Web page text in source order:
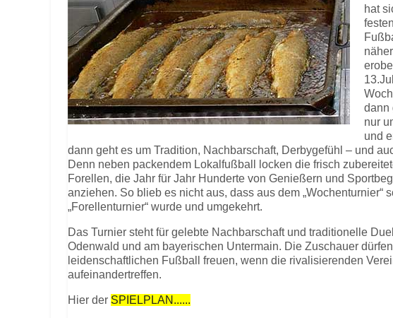
hat
dann
nur
und
dann geht es um Tradition, Nachbarschaft, Derbygefühl – und
Denn neben packendem Lokalfußball locken die frisch
Forellen, die Jahr für Jahr Hunderte von Genießern und
anziehen. So blieb es nicht aus, dass aus dem „Wochenturnier“
„Forellenturnier“ wurde und umgekehrt.
Das Turnier steht für gelebte Nachbarschaft und traditionelle
Odenwald und am bayerischen Untermain. Die Zuschauer
leidenschaftlichen Fußball freuen, wenn die rivalisierenden
aufeinandertreffen.
Hier der SPIELPLAN......